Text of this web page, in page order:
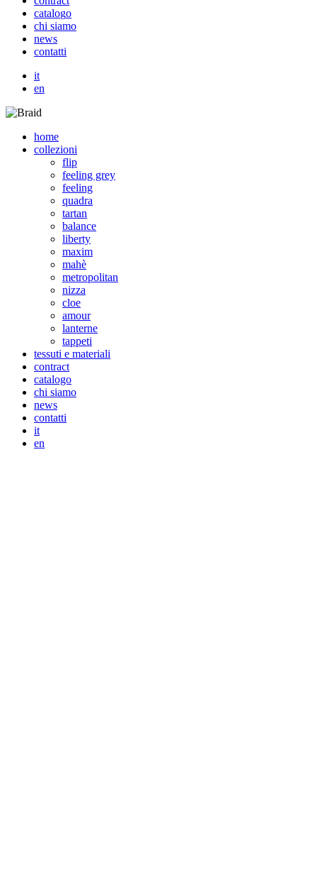
catalogo
chi siamo
news
contatti
it
en
home
collezioni
flip
feeling grey
feeling
quadra
tartan
balance
liberty
maxim
mahè
metropolitan
nizza
cloe
amour
lanterne
tappeti
tessuti e materiali
contract
catalogo
chi siamo
news
contatti
it
en